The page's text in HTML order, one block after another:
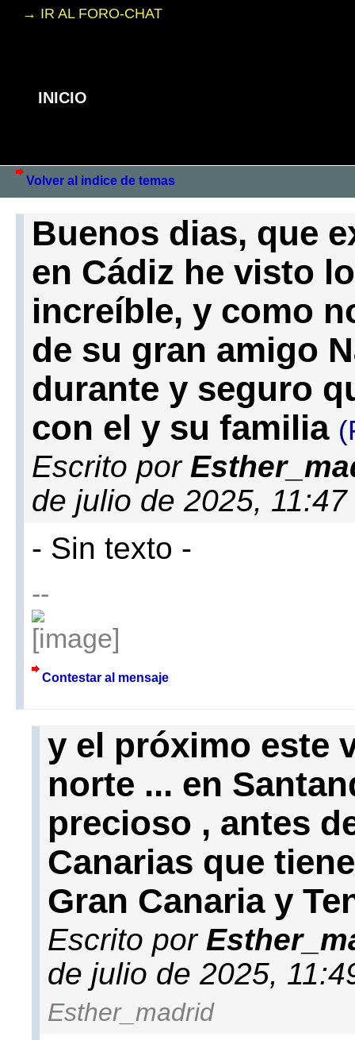
→ IR AL FORO-CHAT
INICIO
Volver al indice de temas
Buenos dias, que
en Cádiz he visto
increíble, y como
de su gran amigo
durante y seguro
con el y su familia
Escrito por
de julio de 2025, 11:47
- Sin texto -
--
Contestar al mensaje
y el próximo este
norte ... en
precioso , antes
Canarias que
Gran Canaria y
Escrito por
de julio de 2025,
Esther_madrid